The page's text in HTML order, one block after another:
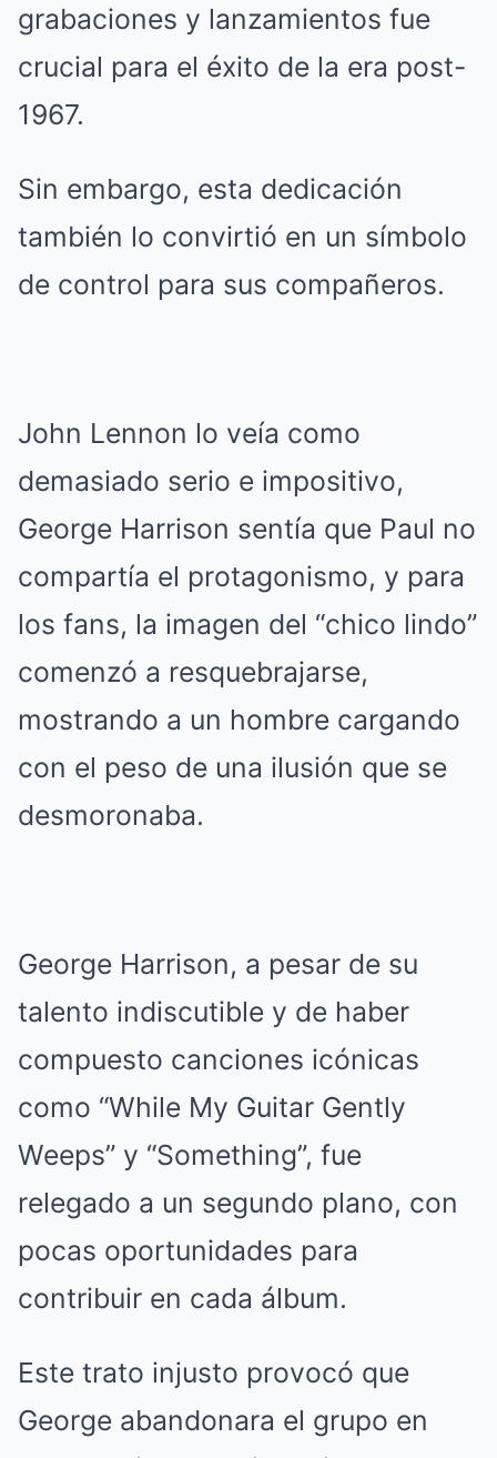
grabaciones y lanzamientos fue
crucial para el éxito de la era post-
1967.
Sin embargo, esta dedicación
también lo convirtió en un símbolo
de control para sus compañeros.
John Lennon lo veía como
demasiado serio e impositivo,
George Harrison sentía que Paul no
compartía el protagonismo, y para
los fans, la imagen del “chico lindo”
comenzó a resquebrajarse,
mostrando a un hombre cargando
con el peso de una ilusión que se
desmoronaba.
George Harrison, a pesar de su
talento indiscutible y de haber
compuesto canciones icónicas
como “While My Guitar Gently
Weeps” y “Something”, fue
relegado a un segundo plano, con
pocas oportunidades para
contribuir en cada álbum.
Este trato injusto provocó que
George abandonara el grupo en